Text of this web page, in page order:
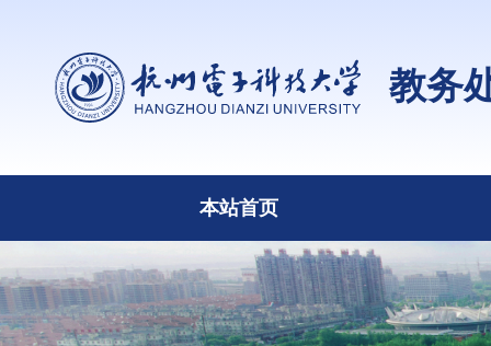
教务
本站首页